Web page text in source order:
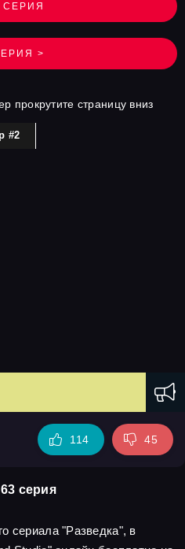
СЕРИЯ
>
прокрутите страницу вниз
#2
114 45
серия
сериала "Разведка", в